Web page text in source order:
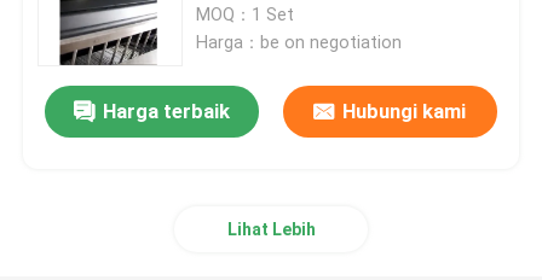
Lini Produksi Pai Daging Cina
Tortilla
MOQ：1 Set
Harga：be on negotiation
Harga terbaik Hubungi kami
Lihat Lebih